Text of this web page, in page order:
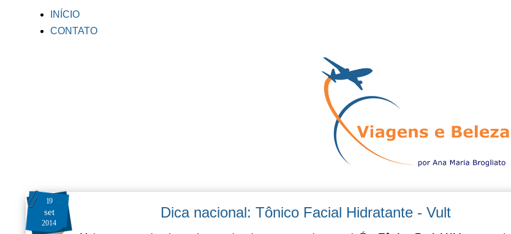
INÍCIO
CONTATO
19
set
2014
Dica nacional: Tônico Facial Hidratante - Vult